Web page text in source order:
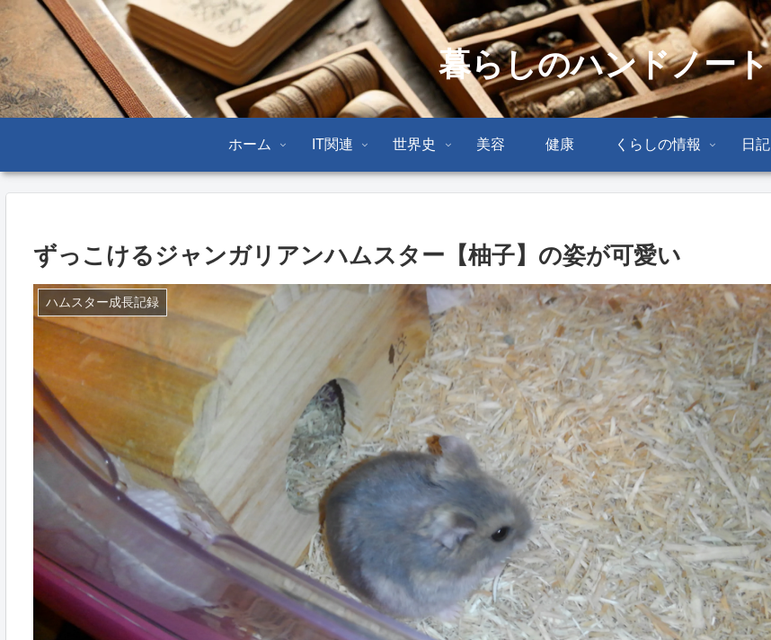
暮らしのハンドノート
ホーム IT関連 世界史 美容 健康 くらしの情報 日記
ずっこけるジャンガリアンハムスター【柚子】の姿が可愛い
ハムスター成長記録